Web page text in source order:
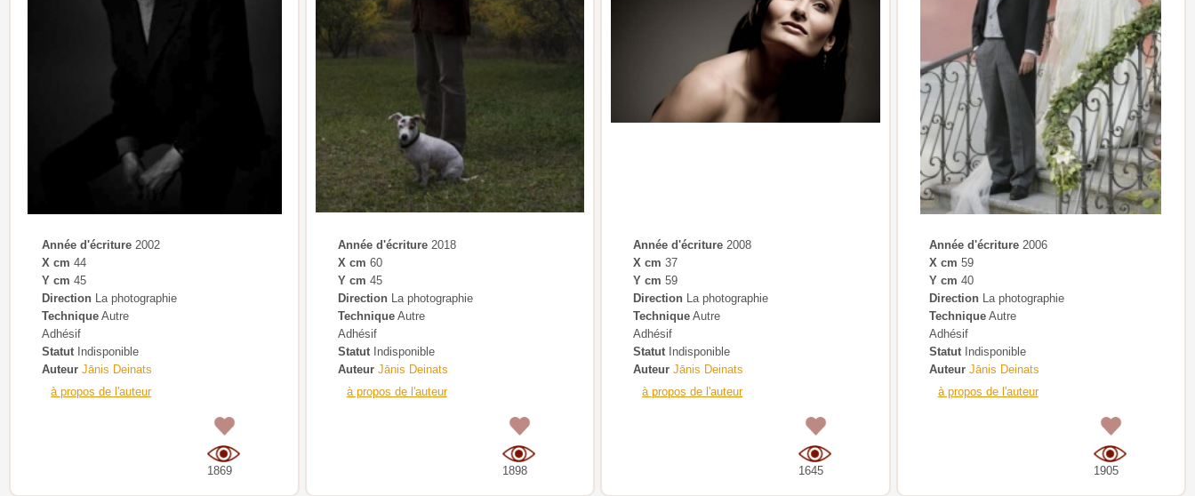
Année d'écriture 2002
X cm 44
Y cm 45
Direction La photographie
Technique Autre
Adhésif
Statut Indisponible
Auteur Jānis Deinats
à propos de l'auteur
1869
Année d'écriture2018
X cm 60
Y cm 45
DirectionLa photographie
TechniqueAutre
Adhésif
StatutIndisponible
Auteur Jānis Deinats
à propos de l'auteur
1898
Année d'écriture 2008
X cm 37
Y cm 59
Direction La photographie
Technique Autre
Adhésif
Statut Indisponible
Auteur Jānis Deinats
à propos de l'auteur
1645
Année d'écriture2006
X cm 59
Y cm 40
DirectionLa photographie
TechniqueAutre
Adhésif
StatutIndisponible
Auteur Jānis Deinats
à propos de l'auteur
1905